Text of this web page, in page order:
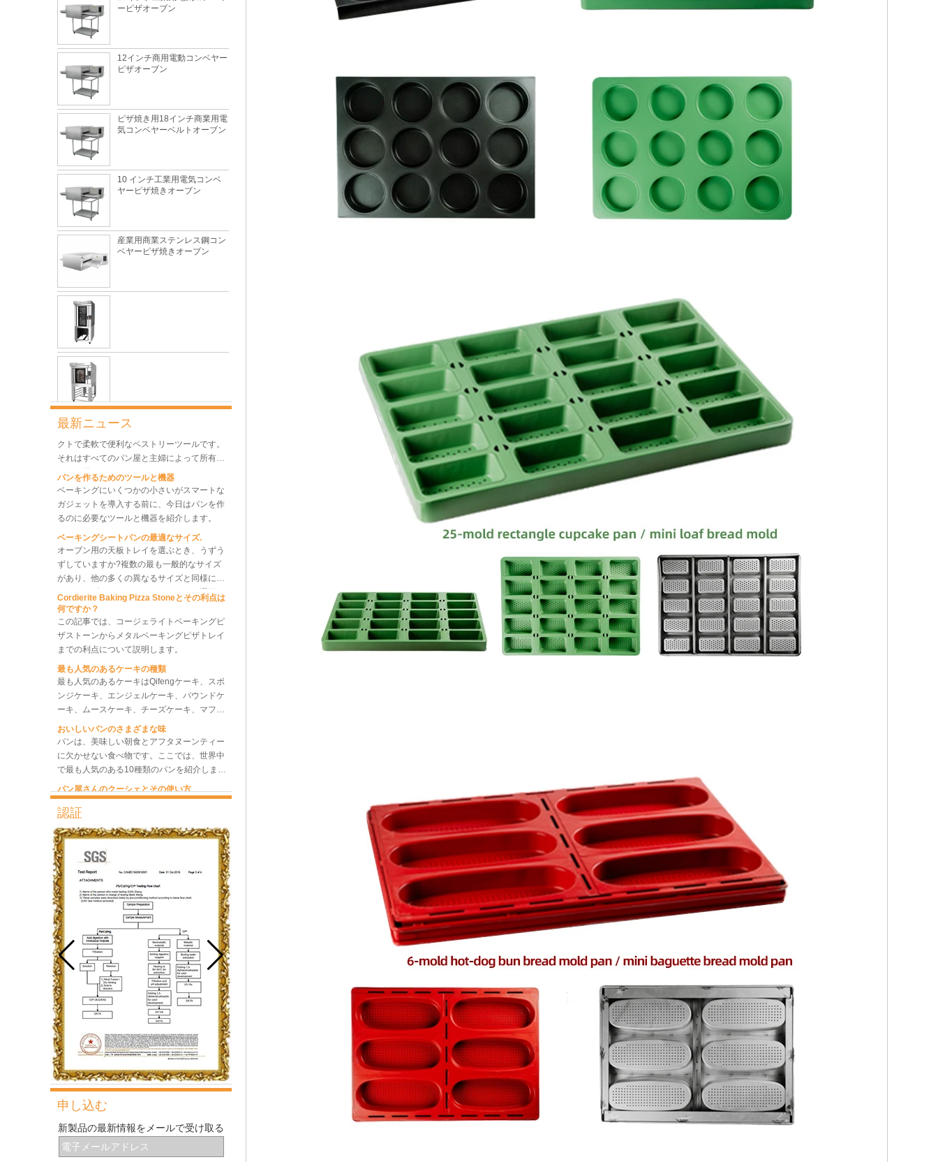
ピザオーブン
気コンベヤーベルトオーブン
ヤーピザ焼きオーブン
ベヤーピザ焼きオーブン
ベーカリー対流オーブン 10
8トレイ業務用対流オーブン
電気パン焼きオーブン
10トレイ電気ロータリーコン
ベクションオーブン（プルー
ファー付き）
10 トレイロータリー対流オ
ーブンベーカリーパンオーブ
5 トレイ電気ロータリー コン
ファー付き)
業務用ベーカリーマシンリタ
デュアルコントロールパン生
ファー
ベーカリー使用 18 トレイパ
ン生地遅延プルーファー機
15インチ工業用電気コンベヤ
ーピザオーブン
12インチ商用電動コンベヤー
ピザオーブン
ピザ焼き用18インチ商業用電
気コンベヤーベルトオーブン
10 インチ工業用電気コンベ
ヤーピザ焼きオーブン
最新ニュース
天板のトレイに最適な金属素材は何ですか?
これは完全に真実です。金属製の天板は、食
品に安全で、優れた熱伝導率、優れた耐久
性、長寿命、低価格という特徴を備えてお
たしています。
この箇所では、最も一般的な問題とその原因
について説明します。
グルテン形成に影響する主な要因は何ですか
毎日のベーキングで最も一般的で基本的な材
料の1つとして、小麦粉は見た目ほど単純で
はないため、パンの性能を制御するのは非常
に困難です。
伝統的なデンマークの生地の泡立て器とは何
ですか？
伝統的な大まかな泡立て器は、安価でコンパ
クトで柔軟で便利なペストリーツールです。
それはすべてのパン屋と主婦によって所有さ
れるに値します。
パンを作るためのツールと機器
ベーキングにいくつかの小さいがスマートな
ガジェットを導入する前に、今日はパンを作
るのに必要なツールと機器を紹介します。
ベーキングシートパンの最適なサイズ.
オーブン用の天板トレイを選ぶとき、うずう
ずしていますか?複数の最も一般的なサイズ
があり、他の多くの異なるサイズと同様に、
どのサイズのベーキングシートパンを選択す
る必要がありますか?さまざまなサイズのベ
ーキング トレイの中で、最適なものと最適な
ものを選択したり、いくつかの異なるサイズ
のシート トレイのセットを選択したりして、
最高のベーキング パフォーマンスと最高のベ
ようにするために、何に注意する必要があり
ますか?より多くのトレイをバーリングし、
私たちの労力を可能な限り節約します。
Cordierite Baking Pizza Stoneとその利点は
何ですか？
この記事では、コージェライトベーキングピ
ザストーンからメタルベーキングピザトレイ
までの利点について説明します。
最も人気のあるケーキの種類
最も人気のあるケーキはQifengケーキ、スポ
ンジケーキ、エンジェルケーキ、パウンドケ
ーキ、ムースケーキ、チーズケーキ、マフィ
ンケーキ、Bundtケーキです。
おいしいパンのさまざまな味
パンは、美味しい朝食とアフタヌーンティー
に欠かせない食べ物です。ここでは、世界中
で最も人気のある10種類のパンを紹介しま
す。
パン屋さんのクーシェとその使い方
ベーカリーには高品質のベーキングカウチが
欠かせません。ここで私たちはあなたにベー
キングカウチメーカーからのパッセンジャー
をお届けします。私たちは最も自然な素材で
あり、パンのカウチとしてふさわしいリネン
ブレッドベーキングカウチの情報と使用法を
共有します。
天板のトレイに最適な金属素材は何ですか?
これは完全に真実です。金属製の天板は、食
品に安全で、優れた熱伝導率、優れた耐久
性、長寿命、低価格という特徴を備えてお
り、依然として天板市場で主導的な役割を果
たしています。
最も一般的な問題と製パン中の10の理由
この箇所では、最も一般的な問題とその原因
について説明します。
グルテン形成に影響する主な要因は何ですか
毎日のベーキングで最も一般的で基本的な材
料の1つとして、小麦粉は見た目ほど単純で
はないため、パンの性能を制御するのは非常
に困難です。
伝統的なデンマークの生地の泡立て器とは何
ですか？
伝統的な大まかな泡立て器は、安価でコンパ
クトで柔軟で便利なペストリーツールです。
それはすべてのパン屋と主婦によって所有さ
れるに値します。
パンを作るためのツールと機器
ベーキングにいくつかの小さいがスマートな
ガジェットを導入する前に、今日はパンを作
るのに必要なツールと機器を紹介します。
ベーキングシートパンの最適なサイズ.
オーブン用の天板トレイを選ぶとき、うずう
ずしていますか?複数の最も一般的なサイズ
認証
申し込む
新製品の最新情報をメールで受け取る